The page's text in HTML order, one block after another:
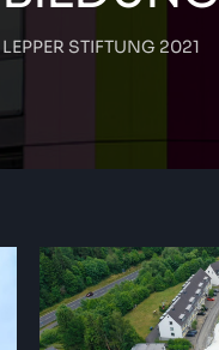
LEPPER STIFTUNG 2021